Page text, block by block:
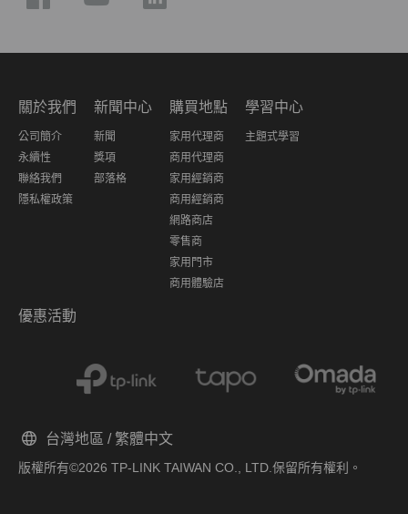
關於我們
公司簡介
永續性
聯絡我們
隱私權政策
新聞中心
新聞
獎項
部落格
購買地點
家用代理商
商用代理商
家用經銷商
商用經銷商
網路商店
零售商
家用門市
商用體驗店
學習中心
主題式學習
優惠活動
版權所有©2026 TP-LINK TAIWAN CO., LTD.保留所有權利。
台灣地區 / 繁體中文